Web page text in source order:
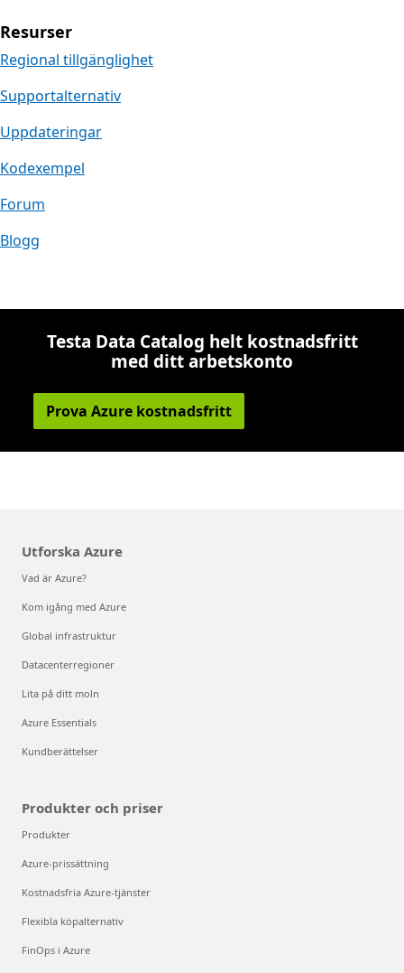
Resurser
Regional tillgänglighet
Supportalternativ
Uppdateringar
Kodexempel
Forum
Blogg
Testa Data Catalog helt kostnadsfritt
med ditt arbetskonto
Prova Azure kostnadsfritt
Utforska Azure
Vad är Azure?
Kom igång med Azure
Global infrastruktur
Datacenterregioner
Lita på ditt moln
Azure Essentials
Kundberättelser
Produkter och priser
Produkter
Azure-prissättning
Kostnadsfria Azure-tjänster
Flexibla köpalternativ
FinOps i Azure